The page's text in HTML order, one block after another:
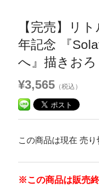
【完売】リ
年記念 『
へ』描きお
¥3,565 （税込）
この商品は現在 売り
※この商品は販売終